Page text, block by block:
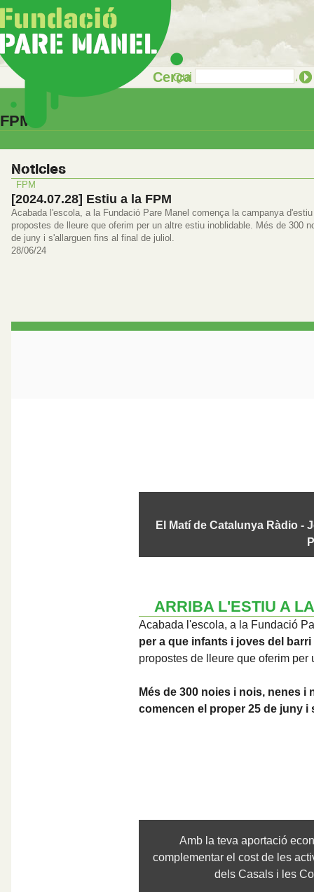
Qui som
FPM
Noticies
FPM
[2024.07.28] Estiu a la FPM
Acabada l'escola, a la Fundació Pare Manel comença la campanya
propostes de lleure que oferim per un altre estiu inoblidable. Més de 300
de juny i s'allarguen fins al final de juliol.
28/06/24
El Matí de Catalunya Ràdio -
ARRIBA L'ESTIU A
Acabada l'escola, a la Fundació
per a que infants i joves del
propostes de lleure que oferim per
Més de 300 noies i nois, nenes i
comencen el proper 25 de juny
Amb la teva aportació
complementar el cost de les
dels Casals i les
Cerca